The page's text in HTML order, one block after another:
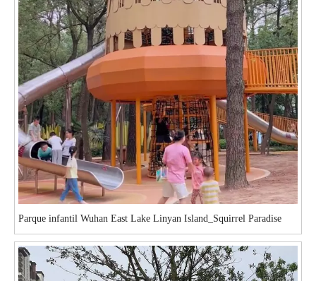
Parque infantil Wuhan East Lake Linyan Island_Squirrel Paradise